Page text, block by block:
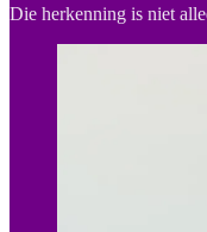
Die herkenning is niet